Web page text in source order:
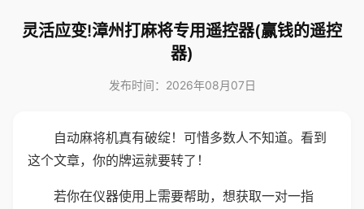
灵活应变!漳州打麻将专用遥控器(赢钱的遥控
器)
发布时间：2026年08月07日
自动麻将机真有破绽！可惜多数人不知道。看到
这个文章，你的牌运就要转了！
若你在仪器使用上需要帮助，想获取一对一指